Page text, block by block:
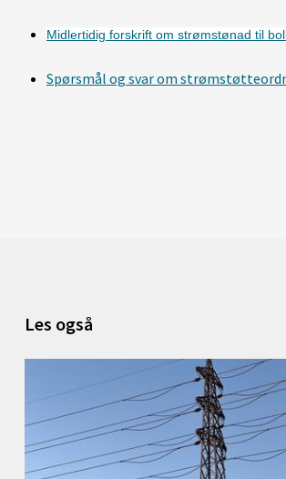
Midlertidig forskrift om strømstønad til
Spørsmål og svar om
Les også